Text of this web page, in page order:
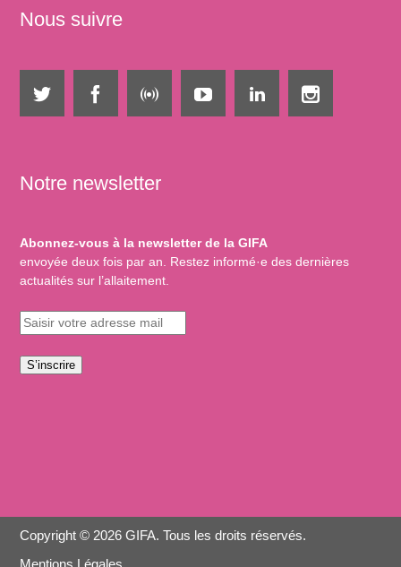
Nous suivre
Notre newsletter
Abonnez-vous à la newsletter de la GIFA
envoyée deux fois par an. Restez informé·e des dernières
actualités sur l’allaitement.
S’inscrire
Copyright © 2026 GIFA. Tous les droits réservés.
Mentions Légales